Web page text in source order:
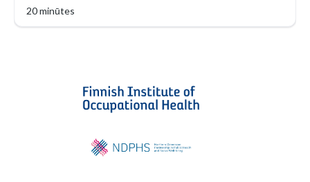
20 minūtes